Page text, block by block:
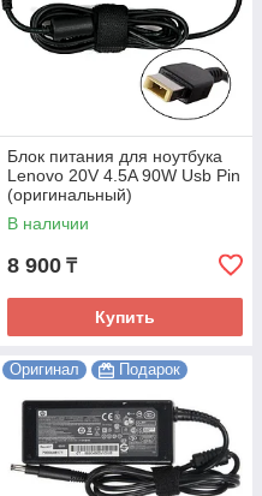
Блок питания для ноутбука
Lenovo 20V 4.5A 90W Usb Pin
(оригинальный)
В наличии
8 900 ₸
Купить
Оригинал Подарок